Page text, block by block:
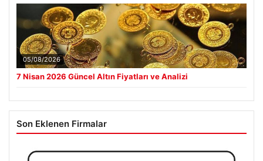
05/08/2026
7 Nisan 2026 Güncel Altın Fiyatları ve Analizi
Son Eklenen Firmalar